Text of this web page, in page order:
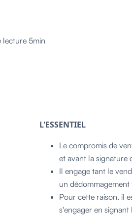
lecture 5min
L'ESSENTIEL
Le compromis de
et avant la signature
Il engage tant le
un dédommagement
Pour cette raison, il
s'engager en signant